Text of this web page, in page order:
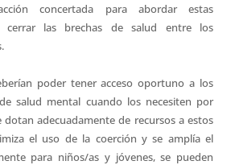
concertada para abordar estas
cerrar las brechas de salud entre los
poder tener acceso oportuno a los
salud mental cuando los necesiten por
dotan adecuadamente de recursos a estos
el uso de la coerción y se amplía el
para niños/as y jóvenes, se pueden